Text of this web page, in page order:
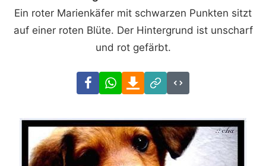
Ein roter Marienkäfer mit schwarzen Punkten sitzt
auf einer roten Blüte. Der Hintergrund ist unscharf
und rot gefärbt.
FacebookWhatsAppDownload
Link
Code